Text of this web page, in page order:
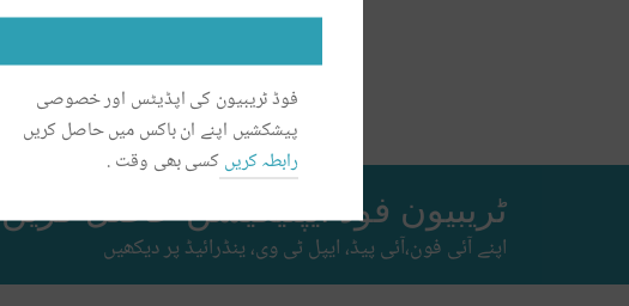
فوڈ ٹریبیون کی اپڈیٹس اور خصوصی
پیشکشیں اپنے ان باکس میں حاصل کریں
رابطہ کریںکسی بھی وقت .
ٹریبیون فوڈ ایپلیکیشن حاصل کریں
اپنے آئی فون،آئی پیڈ، ایپل ٹی وی، ینڈرائیڈ پر دیکھیں